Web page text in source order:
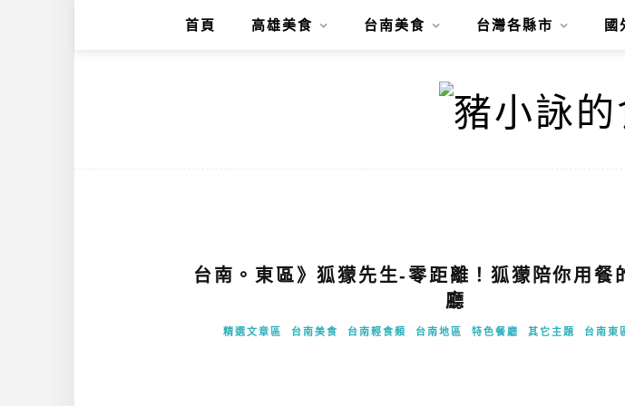
首頁 高雄美食 台南美食 台灣各縣市 國
台南。東區》狐獴先生-零距離！狐獴陪你用餐
廳
精選文章區 台南美食 台南輕食類 台南地區 特色餐廳 其它主題 台南東